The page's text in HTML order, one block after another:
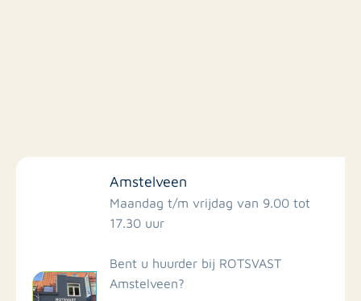
Filter op faciliteiten
Scholen
Busstations
Amstelveen
Maandag t/m vrijdag van 9.00 tot
17.30 uur
Bent u huurder bij ROTSVAST
Amstelveen?